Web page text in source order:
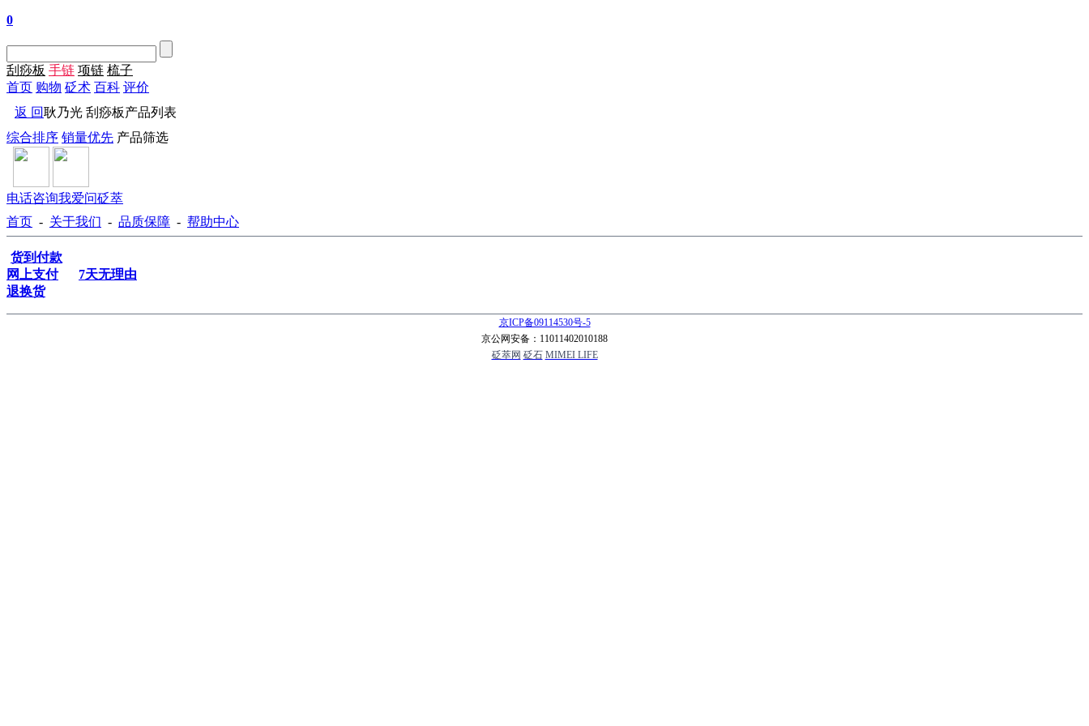
0
刮痧板 手链 项链 梳子
首页 购物 砭术 百科 评价
返 回耿乃光 刮痧板产品列表
综合排序 销量优先 产品筛选
电话咨询我爱问砭萃
首页 - 关于我们 - 品质保障 - 帮助中心
货到付款
网上支付
7天无理由
退换货
京ICP备09114530号-5
京公网安备：11011402010188
砭萃网 砭石 MIMEI LIFE